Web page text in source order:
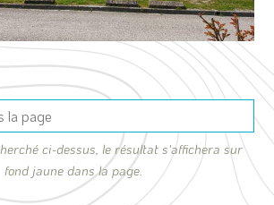
ci-dessus, le résultat s'affichera sur
fond jaune dans la page.